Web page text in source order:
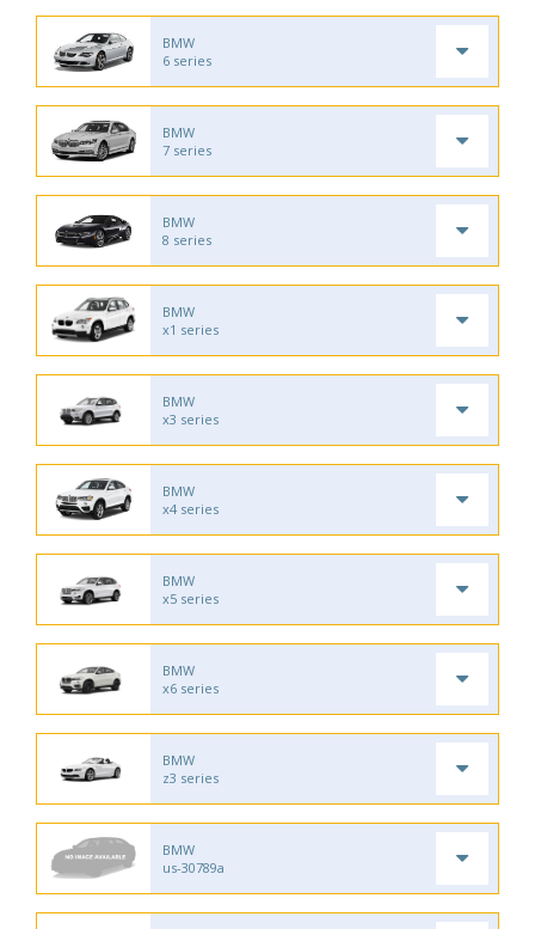
BMW
6 series
BMW
7 series
BMW
8 series
BMW
x1 series
BMW
x3 series
BMW
x4 series
BMW
x5 series
BMW
x6 series
BMW
z3 series
BMW
us-30789a